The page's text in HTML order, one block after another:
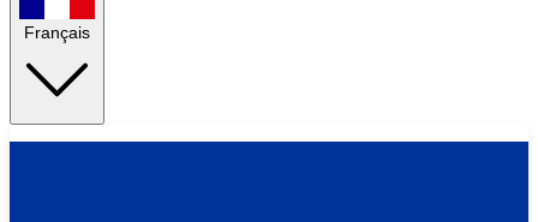
Français